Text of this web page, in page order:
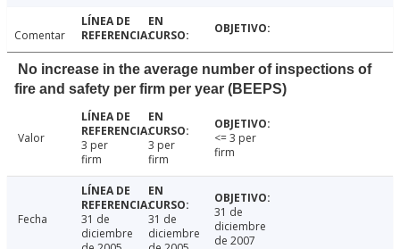
Comentar
No increase in the average number of inspections of
fire and safety per firm per year (BEEPS)
Valor
3 per
firm
3 per
firm
<= 3 per
firm
Fecha
31 de
diciembre
31 de
diciembre
31 de
diciembre
de 2007